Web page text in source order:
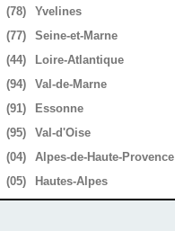
(78)
Yvelines
(77)
Seine-et-Marne
(44)
Loire-Atlantique
(94)
Val-de-Marne
(91)
Essonne
(95)
Val-d'Oise
(04)
Alpes-de-Haute-Provence
(05)
Hautes-Alpes